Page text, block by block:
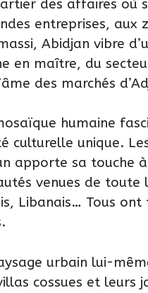
des affaires où
entreprises, aux
Abidjan vibre
en maître, du
des marchés
humaine
culturelle unique.
apporte sa touche
venues de toute
Libanais… Tous
urbain lui-
cossues et leurs